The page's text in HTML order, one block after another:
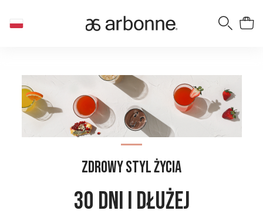
Zdrowy styl życia
30 DNI I DŁUŻEJ